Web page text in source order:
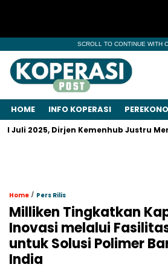
SCROLL TO CONTINUE WITH
HOME INFO KOPERASI
Dirjen Kemenhub Justru
Home / Pers Rilis
Milliken Tingkatkan
Inovasi melalui
untuk Solusi Polimer
India